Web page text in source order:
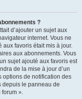
?
d’ajouter un sujet aux
internet. Vous ne
aux favoris était mis à jour.
aux abonnements. Vous
sujet ajouté aux favoris est
de la mise à jour d’un
options de notification des
depuis le panneau de
forum ».